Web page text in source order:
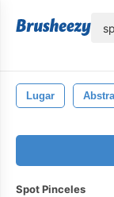
Lugar
Spot Pinceles